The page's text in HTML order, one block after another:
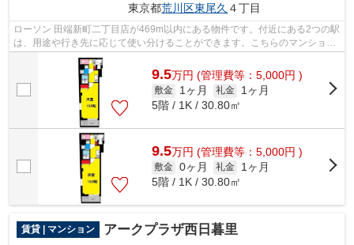
東京都荒川区東尾久 ４丁目
ローソン 田端新町二丁目店が469m以内にある物件です。付近にある2つの駅
は、用途や行き先に応じて使い分けることができます。こちらのマンション
では初期費用をカードでお支払いいた...
9.5万円 (管理費等：5,000円 )
敷金 1ヶ月 礼金
1ヶ月
5階 / 1K / 30.80㎡
9.5万円 (管理費等：5,000円 )
敷金 0ヶ月 礼金
1ヶ月
5階 / 1K / 30.80㎡
賃貸 | マンション アークプラザ西日暮里